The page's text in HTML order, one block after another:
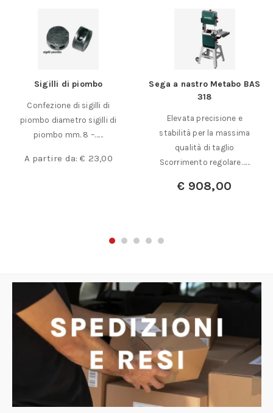
Sigilli di piombo
Confezione di sigilli di
piombo diametro sigilli di
piombo mm. 8 –……
A partire da:€ 23,00
Sega a nastro Metabo BAS
318
Elevata precisione e
stabilità per la massima
qualità di taglio
Scorrimento regolare……
€ 908,00